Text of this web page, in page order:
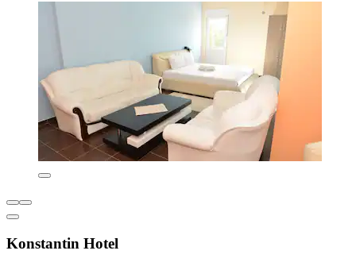
Konstantin Hotel